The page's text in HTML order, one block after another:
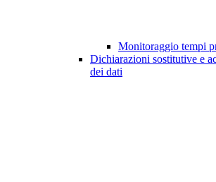
Monitoraggio tempi
Dichiarazioni sostitutive e
dei dati